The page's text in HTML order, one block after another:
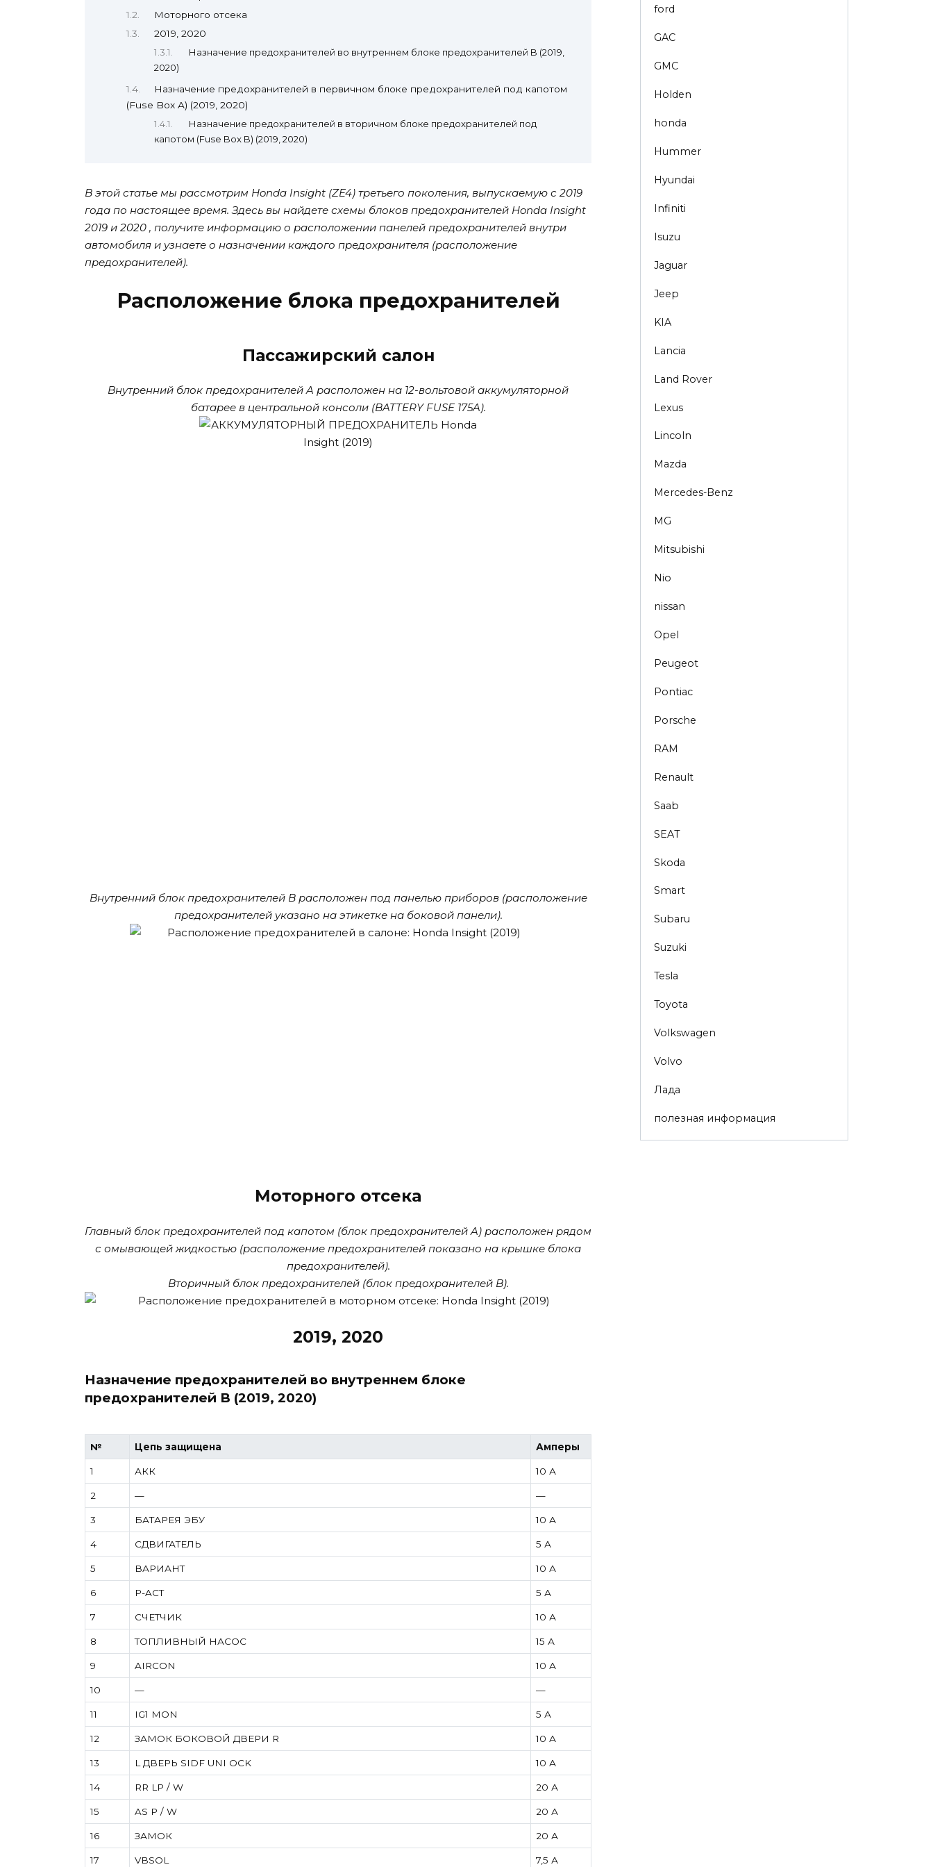
Моторного отсека
2019, 2020
Назначение предохранителей во внутреннем блоке предохранителей B (2019,
2020)
Назначение предохранителей в первичном блоке предохранителей под капотом
(Fuse Box A) (2019, 2020)
Назначение предохранителей в вторичном блоке предохранителей под
капотом (Fuse Box B) (2019, 2020)
В этой статье мы рассмотрим Honda Insight (ZE4) третьего поколения, выпускаемую с 2019
года по настоящее время. Здесь вы найдете схемы блоков предохранителей Honda Insight
2019 и 2020 , получите информацию о расположении панелей предохранителей внутри
автомобиля и узнаете о назначении каждого предохранителя (расположение
предохранителей).
Расположение блока предохранителей
Пассажирский салон
Внутренний блок предохранителей A расположен на 12-вольтовой аккумуляторной
батарее в центральной консоли (BATTERY FUSE 175A).
Внутренний блок предохранителей B расположен под панелью приборов (расположение
предохранителей указано на этикетке на боковой панели).
Моторного отсека
Главный блок предохранителей под капотом (блок предохранителей A) расположен рядом
с омывающей жидкостью (расположение предохранителей показано на крышке блока
предохранителей).
Вторичный блок предохранителей (блок предохранителей B).
2019, 2020
Назначение предохранителей во внутреннем блоке
предохранителей B (2019, 2020)
№ Цепь защищена Амперы
1 АКК 10 А
2 — —
3 БАТАРЕЯ ЭБУ 10 А
4 СДВИГАТЕЛЬ 5 А
5 ВАРИАНТ 10 А
6 P-ACT 5 А
7 СЧЕТЧИК 10 А
8 ТОПЛИВНЫЙ НАСОС 15 А
9 AIRCON 10 А
10 — —
11 IG1 MON 5 А
12 ЗАМОК БОКОВОЙ ДВЕРИ R 10 А
13 L ДВЕРЬ SIDF UNI OCK 10 А
14 RR LP / W 20 А
15 AS P / W 20 А
16 ЗАМОК 20 А
17 VBSOL 7,5 А
ford
GAC
GMC
Holden
honda
Hummer
Hyundai
Infiniti
Isuzu
Jaguar
Jeep
KIA
Lancia
Land Rover
Lexus
Lincoln
Mazda
Mercedes-Benz
MG
Mitsubishi
Nio
nissan
Opel
Peugeot
Pontiac
Porsche
RAM
Renault
Saab
SEAT
Skoda
Smart
Subaru
Suzuki
Tesla
Toyota
Volkswagen
Volvo
Лада
полезная информация